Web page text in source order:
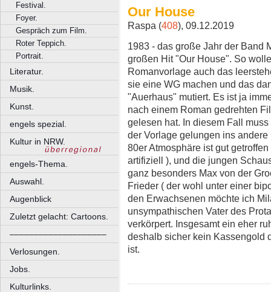
Festival.
Foyer.
Gespräch zum Film.
Roter Teppich.
Portrait.
Literatur.
Musik.
Kunst.
engels spezial.
Kultur in NRW.
engels-Thema.
Auswahl.
Augenblick
Zuletzt gelacht: Cartoons.
––––––––––––––––––––
Verlosungen.
Jobs.
Kulturlinks.
Our House
Raspa (408), 09.12.2019
1983 - das große Jahr der Band
großen Hit "Our House". So
Romanvorlage auch das
sie eine WG machen und das
"Auerhaus" mutiert. Es ist ja
nach einem Roman gedrehten
gelesen hat. In diesem Fall
der Vorlage gelungen ins
80er Atmosphäre ist gut
artifiziell ), und die jungen
ganz besonders Max von der
Frieder ( der wohl unter einer
den Erwachsenen möchte ich
unsympathischen Vater des
verkörpert. Insgesamt ein eher
deshalb sicher kein Kassengold
ist.